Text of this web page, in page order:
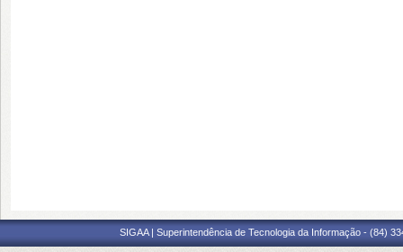
SIGAA | Superintendência de Tecnologia da Informação - (84)